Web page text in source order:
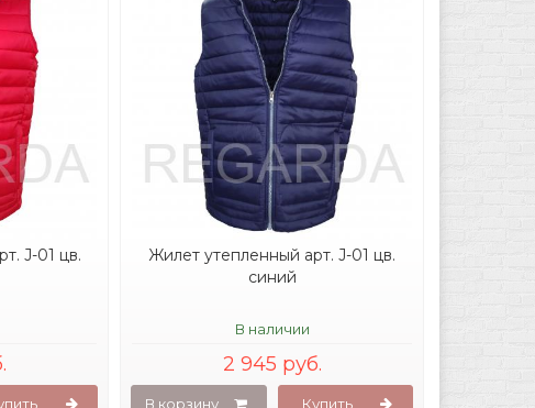
J-01 цв.
Жилет утепленный арт. J-01 цв.
синий
В наличии
2 945 руб.
В корзину Купить